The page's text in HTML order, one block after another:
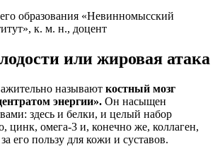
образования «Невинномысский
к. м. н., доцент
или жировая атака
называют костный мозг
энергии». Он насыщен
здесь и белки, и целый набор
цинк, омега-3 и, конечно же, коллаген,
его пользу для кожи и суставов.